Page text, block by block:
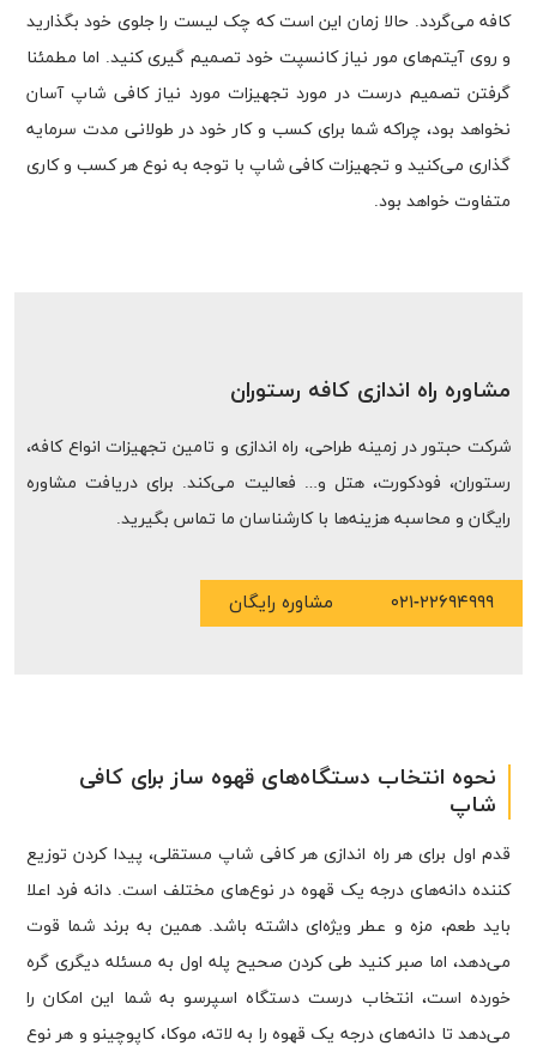
کافه می‌گردد. حالا زمان این است که چک لیست را جلوی خود بگذارید
و روی آیتم‌‌های مور نیاز کانسپت خود تصمیم گیری کنید. اما مطمئنا
گرفتن تصمیم درست در مورد تجهیزات مورد نیاز کافی شاپ آسان
نخواهد بود، چراکه شما برای کسب و کار خود در طولانی مدت سرمایه
گذاری می‌کنید و تجهیزات کافی شاپ با توجه به نوع هر کسب و کاری
متفاوت خواهد بود.
مشاوره راه اندازی کافه رستوران
شرکت حبتور در زمینه طراحی، راه اندازی و تامین تجهیزات انواع کافه،
رستوران، فودکورت، هتل و… فعالیت می‌کند. برای دریافت مشاوره
رایگان و محاسبه هزینه‌ها با کارشناسان ما تماس بگیرید.
۰۲۱-۲۲۶۹۴۹۹۹ مشاوره رایگان
نحوه انتخاب دستگاه‌‎های قهوه ساز برای کافی
شاپ
قدم اول برای هر راه اندازی هر کافی شاپ مستقلی، پیدا کردن توزیع
کننده دانه‌های درجه یک قهوه در نوع‌های مختلف است. دانه فرد اعلا
باید طعم، مزه و عطر ویژه‌ای داشته باشد. همین به برند شما قوت
می‌دهد، اما صبر کنید طی کردن صحیح پله اول به مسئله دیگری گره
خورده است، انتخاب درست دستگاه اسپرسو به شما این امکان را
می‌دهد تا دانه‌های درجه یک قهوه را به لاته، موکا، کاپوچینو و هر نوع